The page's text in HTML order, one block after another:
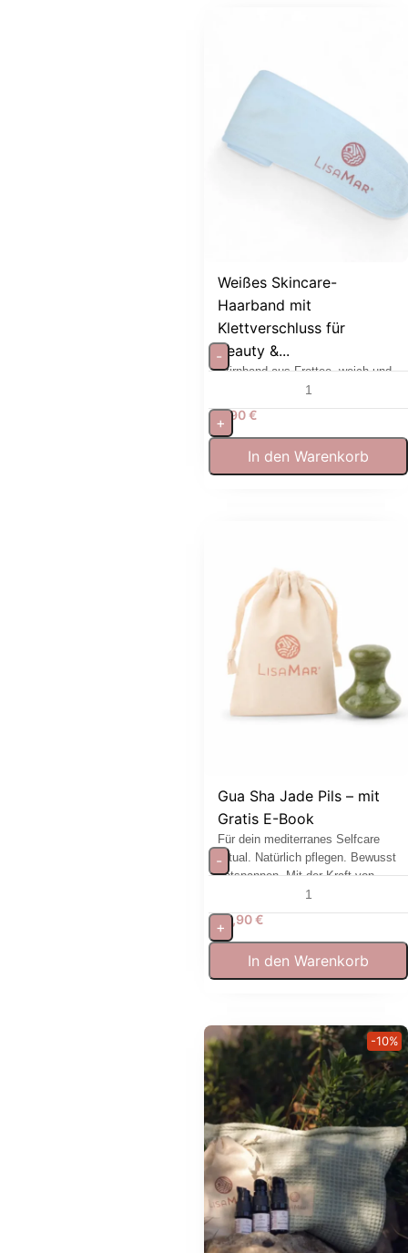
Weißes Skincare-
Haarband mit
Klettverschluss für
Beauty &...
Stirnband aus Frottee, weich und
waschbar für Gesichtspflege
5,90€
-
+
In den Warenkorb
Gua Sha Jade Pils – mit
Gratis E-Book
Für dein mediterranes Selfcare
Ritual. Natürlich pflegen. Bewusst
entspannen. Mit der Kraft von
13,90€
-
+
In den Warenkorb
-10%